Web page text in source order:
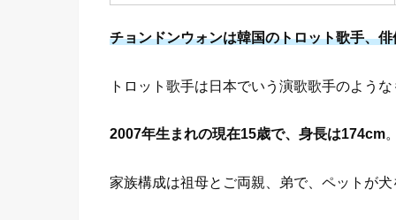
チョンドンウォンは韓国のトロット歌手、
トロット歌手は日本でいう演歌歌手のよう
2007年生まれの現在15歳で、身長は174cm
家族構成は祖母とご両親、弟で、ペットが